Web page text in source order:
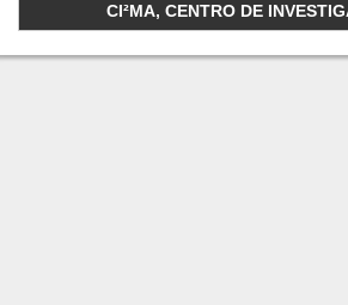
CI²MA, CENTRO DE